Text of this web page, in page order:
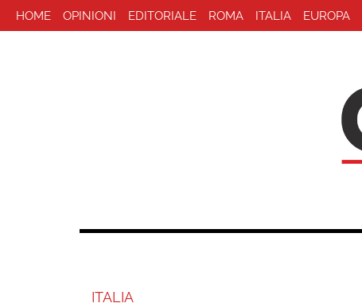
HOME OPINIONI EDITORIALE ROMA ITALIA EUROPA
ITALIA